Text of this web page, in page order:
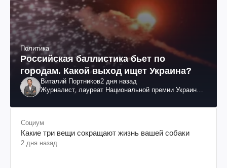
Политика
Российская баллистика бьет по
городам. Какой выход ищет Украина?
Виталий Портников2 дня назад
Журналист, лауреат Национальной премии Украины
Социум
Какие три вещи сокращают жизнь вашей собаки
2 дня назад